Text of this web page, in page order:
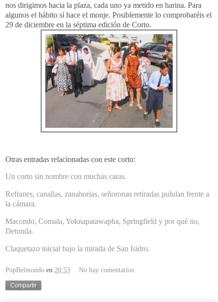
nos dirigimos hacia la plaza, cada uno ya metido en harina. Para
algunos el hábito sí hace el monje. Posiblemente lo comprobaréis el
29 de diciembre en la séptima edición de Corto.
Otras entradas relacionadas con este corto:
Un corto sin nombre con muchas caras.
Refranes, canallas, zanahorias, señoronas retiradas pululan frente a
la cámara.
Macondo, Comala, Yoknapatawapha, Springfield y por qué no,
Detunda.
Claquetazo inicial bajo la mirada de San Isidro.
PopBelmondo en 20:53 No hay comentarios:
Compartir